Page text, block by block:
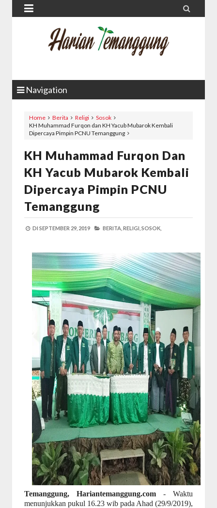
 
Navigation
Home Berita Religi
Sosok
KH Muhammad Furqon dan KH Yacub Mubarok Kembali
Dipercaya Pimpin PCNU Temanggung
KH Muhammad Furqon Dan
KH Yacub Mubarok Kembali
Dipercaya Pimpin PCNU
Temanggung
DI SEPTEMBER 29, 2019 BERITA, RELIGI, SOSOK,
Temanggung, Hariantemanggung.com - Waktu
menunjukkan pukul 16.23 wib pada Ahad (29/9/2019),